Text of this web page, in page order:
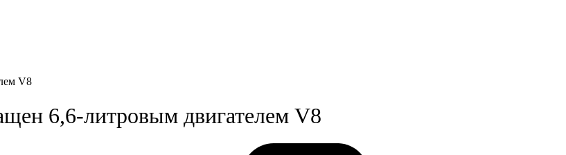
V8
6,6-литровым двигателем V8